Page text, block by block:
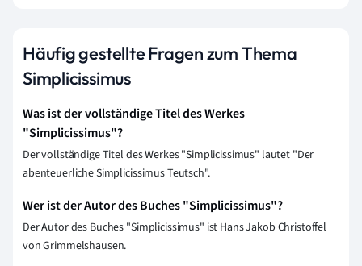
Häufig gestellte Fragen zum Thema
Simplicissimus
Was ist der vollständige Titel des Werkes
"Simplicissimus"?
Der vollständige Titel des Werkes "Simplicissimus" lautet "Der
abenteuerliche Simplicissimus Teutsch".
Wer ist der Autor des Buches "Simplicissimus"?
Der Autor des Buches "Simplicissimus" ist Hans Jakob Christoffel
von Grimmelshausen.